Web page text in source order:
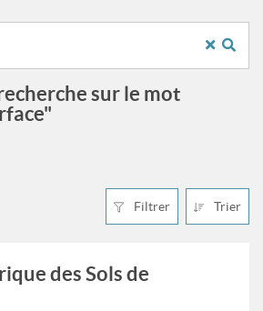
sur le mot
Filtrer Trier
des Sols de